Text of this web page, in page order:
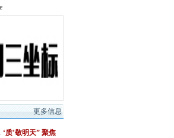
更多信息
‘质’敬明天” 聚焦